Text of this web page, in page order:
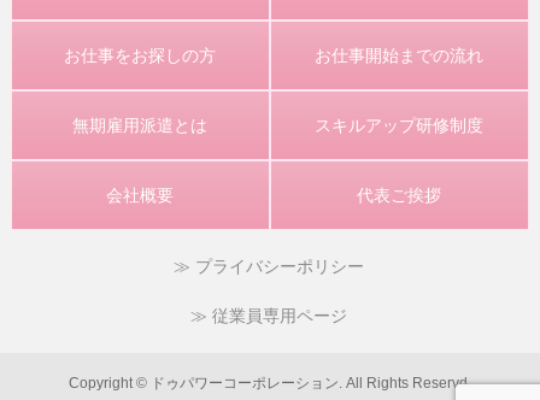
お仕事をお探しの方 お仕事開始までの流れ
無期雇用派遣とは スキルアップ研修制度
会社概要 代表ご挨拶
プライバシーポリシー
従業員専用ページ
Copyright © ドゥパワーコーポレーション. All Rights Reservd.